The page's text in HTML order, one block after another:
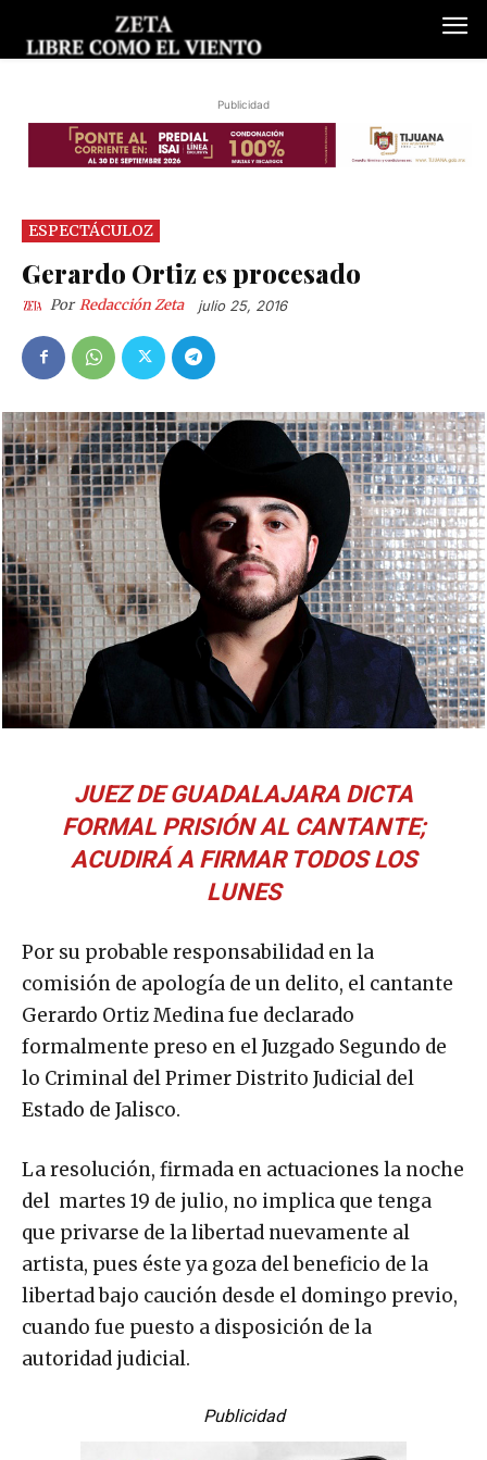
Publicidad
ESPECTÁCULOZ
Gerardo Ortiz es procesado
Por Redacción Zeta julio 25, 2016
JUEZ DE GUADALAJARA DICTA
FORMAL PRISIÓN AL CANTANTE;
ACUDIRÁ A FIRMAR TODOS LOS
LUNES
Por su probable responsabilidad en la
comisión de apología de un delito, el cantante
Gerardo Ortiz Medina fue declarado
formalmente preso en el Juzgado Segundo de
lo Criminal del Primer Distrito Judicial del
Estado de Jalisco.
La resolución, firmada en actuaciones la noche
del martes 19 de julio, no implica que tenga
que privarse de la libertad nuevamente al
artista, pues éste ya goza del beneficio de la
libertad bajo caución desde el domingo previo,
cuando fue puesto a disposición de la
autoridad judicial.
Publicidad